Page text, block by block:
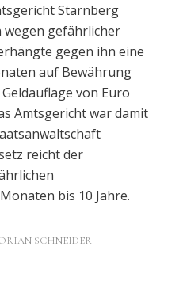
Starnberg
gefährlicher
gegen ihn eine
auf Bewährung
von Euro
Amtsgericht war damit
reicht der
bis 10 Jahre.
SCHNEIDER